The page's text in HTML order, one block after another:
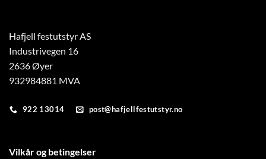
Hafjell festutstyr AS
Industrivegen 16
2636 Øyer
932984881 MVA
922 13014 post@hafjellfestutstyr.no
Vilkår og betingelser